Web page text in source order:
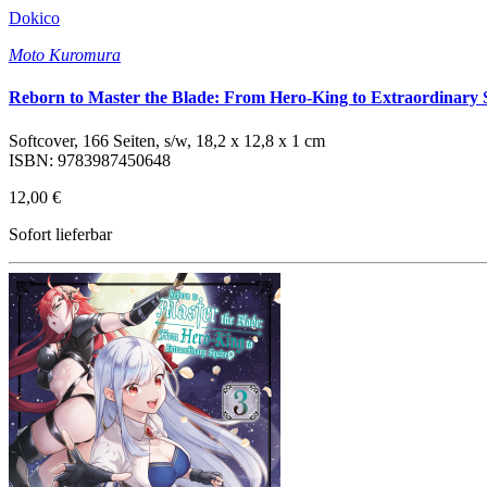
Dokico
Moto Kuromura
Reborn to Master the Blade: From Hero-King to Extraordinary
Softcover, 166 Seiten, s/w, 18,2 x 12,8 x 1 cm
ISBN: 9783987450648
12,00 €
Sofort lieferbar